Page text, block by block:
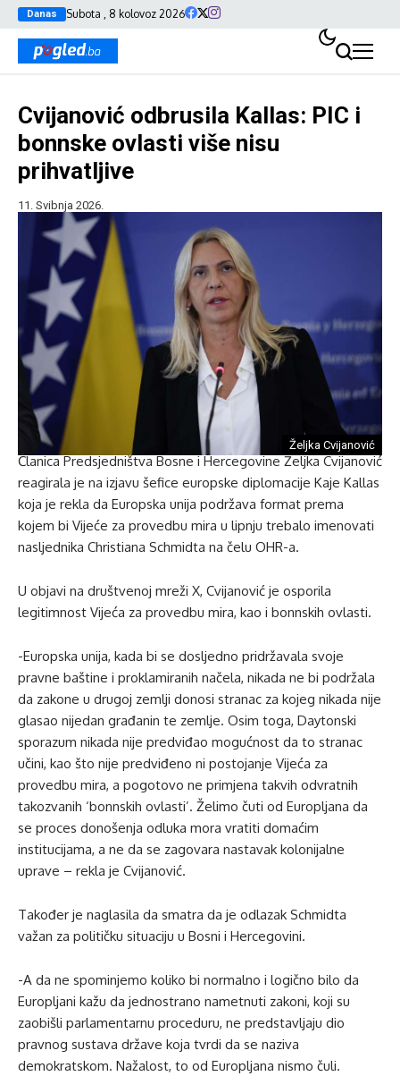
Danas Subota , 8 kolovoz 2026
Cvijanović odbrusila Kallas: PIC i
bonnske ovlasti više nisu
prihvatljive
11. Svibnja 2026.
Željka Cvijanović
Članica Predsjedništva Bosne i Hercegovine Željka Cvijanović
reagirala je na izjavu šefice europske diplomacije Kaje Kallas
koja je rekla da Europska unija podržava format prema
kojem bi Vijeće za provedbu mira u lipnju trebalo imenovati
nasljednika Christiana Schmidta na čelu OHR-a.
U objavi na društvenoj mreži X, Cvijanović je osporila
legitimnost Vijeća za provedbu mira, kao i bonnskih ovlasti.
-Europska unija, kada bi se dosljedno pridržavala svoje
pravne baštine i proklamiranih načela, nikada ne bi podržala
da zakone u drugoj zemlji donosi stranac za kojeg nikada nije
glasao nijedan građanin te zemlje. Osim toga, Daytonski
sporazum nikada nije predviđao mogućnost da to stranac
učini, kao što nije predviđeno ni postojanje Vijeća za
provedbu mira, a pogotovo ne primjena takvih odvratnih
takozvanih ‘bonnskih ovlasti’. Želimo čuti od Europljana da
se proces donošenja odluka mora vratiti domaćim
institucijama, a ne da se zagovara nastavak kolonijalne
uprave – rekla je Cvijanović.
Također je naglasila da smatra da je odlazak Schmidta
važan za političku situaciju u Bosni i Hercegovini.
-A da ne spominjemo koliko bi normalno i logično bilo da
Europljani kažu da jednostrano nametnuti zakoni, koji su
zaobišli parlamentarnu proceduru, ne predstavljaju dio
pravnog sustava države koja tvrdi da se naziva
demokratskom. Nažalost, to od Europljana nismo čuli.